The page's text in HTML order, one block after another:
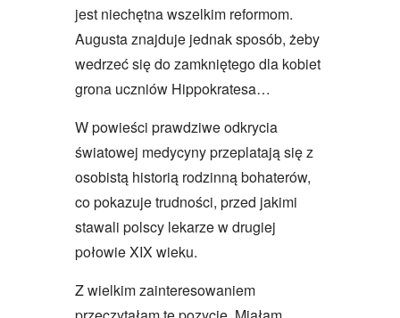
jest niechętna wszelkim reformom.
Augusta znajduje jednak sposób, żeby
wedrzeć się do zamkniętego dla kobiet
grona uczniów Hippokratesa…
W powieści prawdziwe odkrycia
światowej medycyny przeplatają się z
osobistą historią rodzinną bohaterów,
co pokazuje trudności, przed jakimi
stawali polscy lekarze w drugiej
połowie XIX wieku.
Z wielkim zainteresowaniem